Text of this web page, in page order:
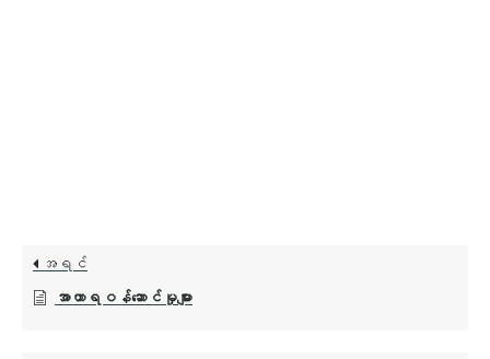
အရင်
အာဟာရဝန်ဆောင်မှုများ